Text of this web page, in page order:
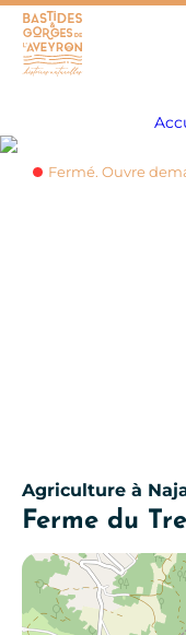
Agriculture à
Ferme du
Fermé. Ouvre